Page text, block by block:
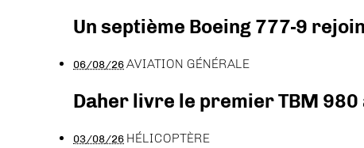
Un septième Boeing 777-9
06/08/26AVIATION GÉNÉRALE
Daher livre le premier TBM 980
03/08/26 HÉLICOPTÈRE